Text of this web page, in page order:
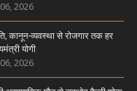
2026
कानून-व्यवस्था से रोजगार तक हर
योगी
2026